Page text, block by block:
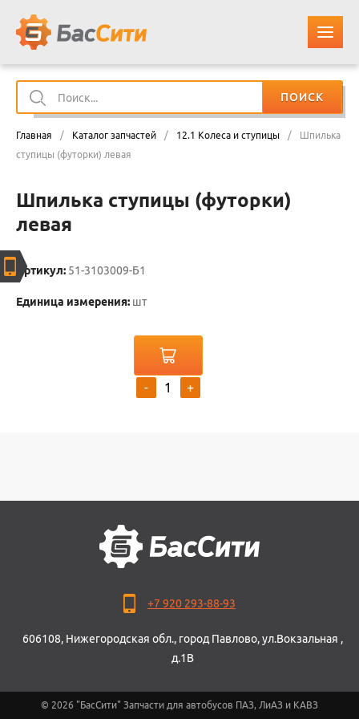
ПОИСК
Главная / Каталог запчастей / 12.1 Колеса и ступицы /
Шпилька
ступицы (футорки) левая
Шпилька ступицы (футорки)
левая
Артикул: 51-3103009-Б1
Единица измерения: шт
- +
+7 920 293-88-93
606108, Нижегородская обл., город Павлово, ул.Вокзальная ,
д.1В
© 2026 "БасСити" Запчасти для автобусов ПАЗ, ЛиАЗ и КАВЗ
КАТАЛОГ ЗАПЧАСТЕЙ
ОПЛАТА И ДОСТАВКА